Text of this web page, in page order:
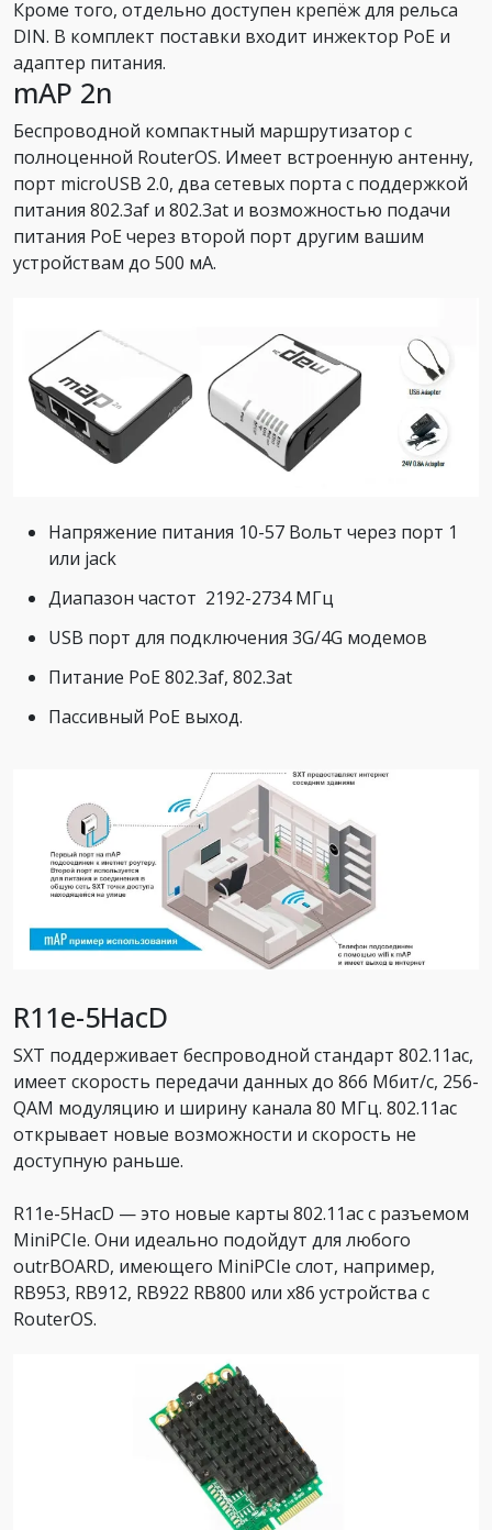
Кроме того, отдельно доступен крепёж для рельса
DIN. В комплект поставки входит инжектор PoE и
адаптер питания.
mAP 2n
Беспроводной компактный маршрутизатор с
полноценной RouterOS. Имеет встроенную антенну,
порт microUSB 2.0, два сетевых порта с поддержкой
питания 802.3af и 802.3at и возможностью подачи
питания PoE через второй порт другим вашим
устройствам до 500 мА.
Напряжение питания 10-57 Вольт через порт 1
или jack
Диапазон частот 2192-2734 МГц
USB порт для подключения 3G/4G модемов
Питание PoE 802.3af, 802.3at
Пассивный PoE выход.
R11e-5HacD
SXT поддерживает беспроводной стандарт 802.11ac,
имеет скорость передачи данных до 866 Мбит/с, 256-
QAM модуляцию и ширину канала 80 МГц. 802.11ac
открывает новые возможности и скорость не
доступную раньше.
R11e-5HacD — это новые карты 802.11ac с разъемом
MiniPCIe. Они идеально подойдут для любого
outrBOARD, имеющего MiniPCIe слот, например,
RB953, RB912, RB922 RB800 или x86 устройства с
RouterOS.